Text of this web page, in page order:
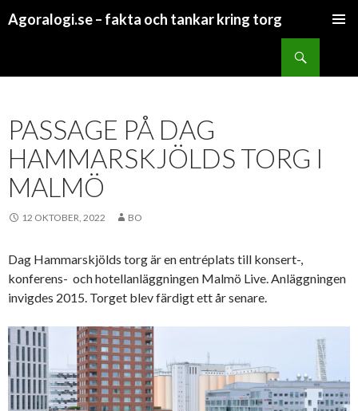
Agoralogi.se – fakta och tankar kring torg
PASSAGE PÅ DAG
HAMMARSKJÖLDS TORG I
MALMÖ
12 OKTOBER, 2022 BO
Dag Hammarskjölds torg är en entréplats till konsert-,
konferens- och hotellanläggningen Malmö Live. Anläggningen
invigdes 2015. Torget blev färdigt ett år senare.